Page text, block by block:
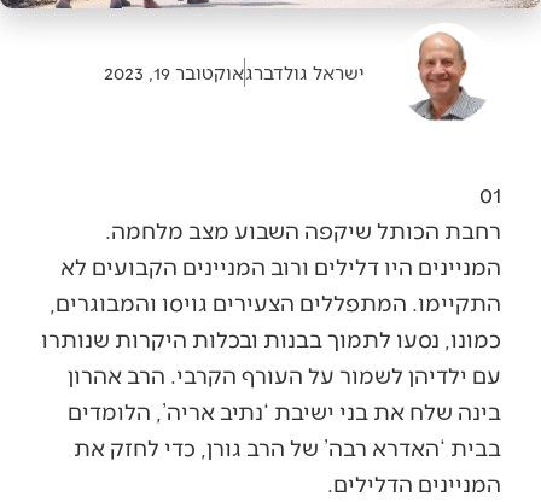
ישראל גולדברגאוקטובר 19, 2023
01
רחבת הכותל שיקפה השבוע מצב מלחמה.
המניינים היו דלילים ורוב המניינים הקבועים לא
התקיימו. המתפללים הצעירים גויסו והמבוגרים,
כמונו, נסעו לתמוך בבנות ובכלות היקרות שנותרו
עם ילדיהן לשמור על העורף הקרבי. הרב אהרון
בינה שלח את בני ישיבת ‘נתיב אריה’, הלומדים
בבית ‘האדרא רבה’ של הרב גורן, כדי לחזק את
המניינים הדלילים.